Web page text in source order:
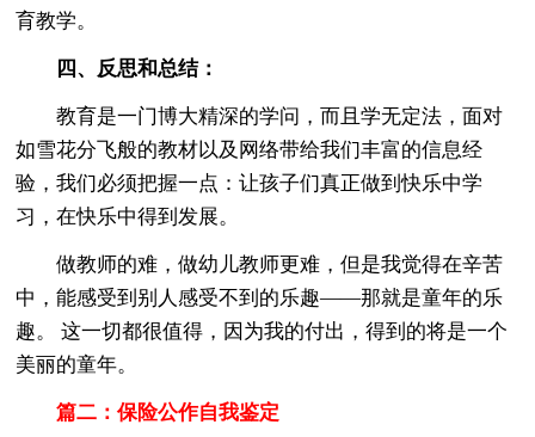
育教学。
四、反思和总结：
教育是一门博大精深的学问，而且学无定法，面对
如雪花分飞般的教材以及网络带给我们丰富的信息经
验，我们必须把握一点：让孩子们真正做到快乐中学
习，在快乐中得到发展。
做教师的难，做幼儿教师更难，但是我觉得在辛苦
中，能感受到别人感受不到的乐趣——那就是童年的乐
趣。 这一切都很值得，因为我的付出，得到的将是一个
美丽的童年。
篇二：保险公作自我鉴定